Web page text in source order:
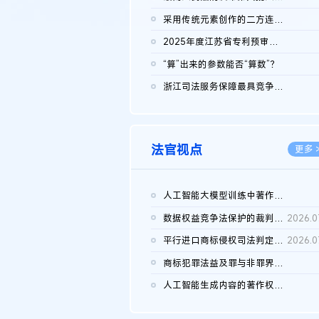
采用传统元素创作的二方连续装饰图案作品的独创性及侵权对比认定
2025年度江苏省专利预审典型案例
“算”出来的参数能否“算数”？
浙江司法服务保障最具竞争力营商环境建设典型案例（第二批）含侵...
法官视点 更多
人工智能大模型训练中著作权的合理使用
数据权益竞争法保护的裁判路径构建
平行进口商标侵权司法判定规则的困境与纾解
商标犯罪法益及罪与非罪界限研究
人工智能生成内容的著作权司法认定：演进逻辑、现实困境与规则建...